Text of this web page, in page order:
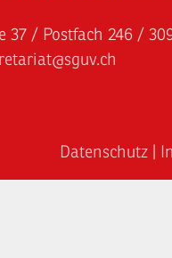
37 / Postfach 246 /
Datenschutz